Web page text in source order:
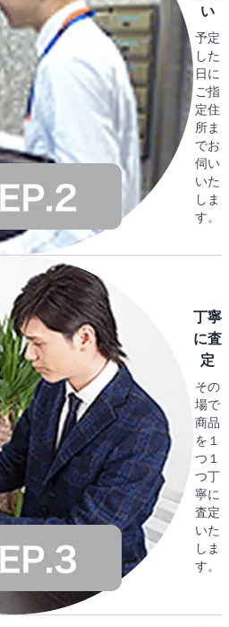
い
予定
した
日に
ご指
定住
所ま
でお
伺い
いた
しま
す。
丁寧
に査
定
その
場で
商品
を１
つ１
つ丁
寧に
査定
いた
しま
す。